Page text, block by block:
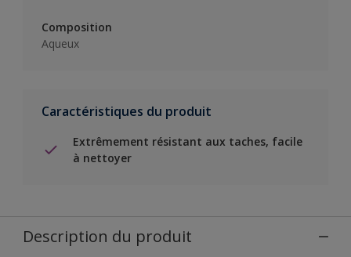
Composition
Aqueux
Caractéristiques du produit
Extrêmement résistant aux taches, facile
à nettoyer
Description du produit